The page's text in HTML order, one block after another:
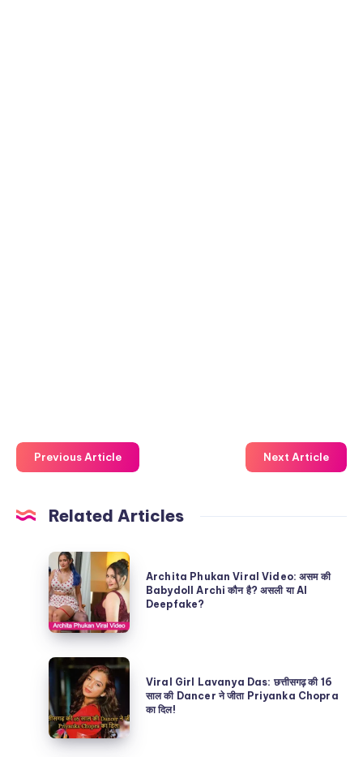
Previous Article Next Article
Related Articles
Archita
Phukan
Viral
Video:
की
Babydoll
Archi
कौन
Archita Phukan Viral Video: असम की
Babydoll Archi कौन है? असली या AI
Deepfake?
Viral
Girl
Lavanya
Das:
Viral Girl Lavanya Das: छत्तीसगढ़ की 16
साल की Dancer ने जीता Priyanka Chopra
का दिल!